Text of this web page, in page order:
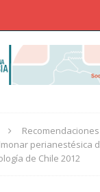
perianestésica
de Chile 2012